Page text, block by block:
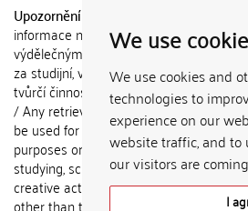
We use
We use cookies and
technologies to
experience on our
website traffic, and
our visitors are
I
Upozornění / Notice:
informace nemohou být použity k
výdělečným účelům nebo vydávány
za studijní, vědeckou nebo jinou
tvůrčí činnost jiné osoby než autora.
/ Any retrieved information shall not
be used for any commercial
purposes or claimed as results of
studying, scientific or any other
creative activities of any person
other than the author.